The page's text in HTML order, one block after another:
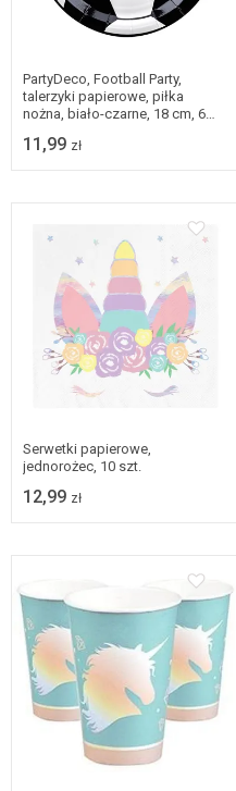
PartyDeco, Football Party,
talerzyki papierowe, piłka
nożna, biało-czarne, 18 cm, 6
11,99 zł
Serwetki papierowe,
jednorożec, 10 szt.
12,99 zł